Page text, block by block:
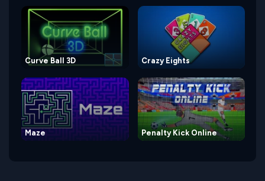
Curve Ball 3D Crazy Eights
Maze Penalty Kick Online